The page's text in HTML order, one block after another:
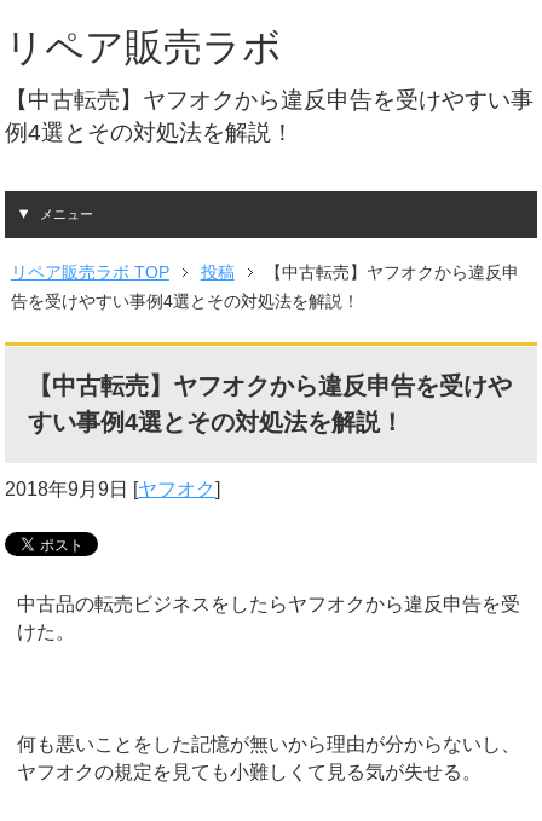
リペア販売ラボ
【中古転売】ヤフオクから違反申告を受けやすい事
例4選とその対処法を解説！
メニュー
リペア販売ラボ TOP 投稿
【中古転売】ヤフオクから違反申
告を受けやすい事例4選とその対処法を解説！
【中古転売】ヤフオクから違反申告を受けや
すい事例4選とその対処法を解説！
2018年9月9日 [ヤフオク]
中古品の転売ビジネスをしたらヤフオクから違反申告を受
けた。
何も悪いことをした記憶が無いから理由が分からないし、
ヤフオクの規定を見ても小難しくて見る気が失せる。